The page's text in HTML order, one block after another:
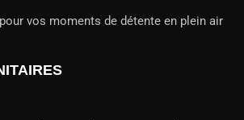
pour vos moments de détente en plein air